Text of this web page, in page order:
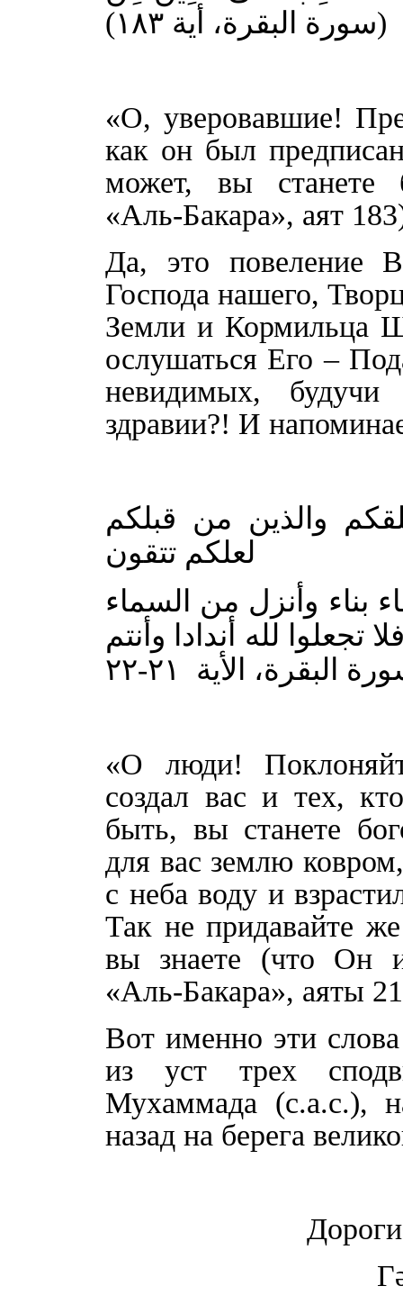
البقرة، أية ١٨٣)
«О, уверовавшие!
как он был
может, вы станете
«Аль-Бакара», аят
Да, это повеление
Господа нашего,
Земли и Кормильца
ослушаться Его –
невидимых,
здравии?! И
والذين من قبلكم
لعلكم تتقون
بناء وأنزل من السماء
لله أندادا وأنتم
الأية ۲۱-۲۲
«О люди!
создал вас и тех,
быть, вы станете
для вас землю
с неба воду и
Так не придавайте
вы знаете (что Он
«Аль-Бакара», аяты
Вот именно эти
из уст трех
Мухаммада (с.а.с.),
назад на берега